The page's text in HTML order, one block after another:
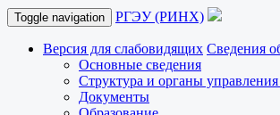
Toggle navigation РГЭУ (РИНХ)
Версия для слабовидящих Сведения
Основные сведения
Структура и органы
Документы